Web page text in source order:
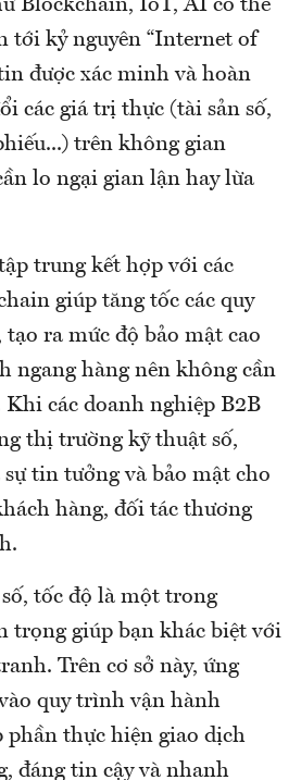
Blockchain, IoT, AI có thể
tới kỷ nguyên “Internet of
được xác minh và hoàn
các giá trị thực (tài sản số,
trên không gian
lo ngại gian lận hay lừa
trung kết hợp với các
giúp tăng tốc các quy
ra mức độ bảo mật cao
ngang hàng nên không cần
các doanh nghiệp B2B
thị trường kỹ thuật số,
tin tưởng và bảo mật cho
hàng, đối tác thương
tốc độ là một trong
trọng giúp bạn khác biệt với
Trên cơ sở này, ứng
quy trình vận hành
phần thực hiện giao dịch
đáng tin cậy và nhanh